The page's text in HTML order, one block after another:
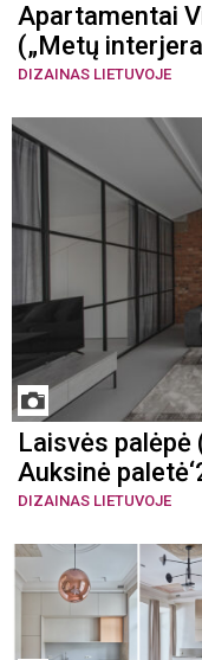
Apartamentai
(„Metų
DIZAINAS LIETUVOJE
Laisvės
Auksinė
DIZAINAS LIETUVOJE